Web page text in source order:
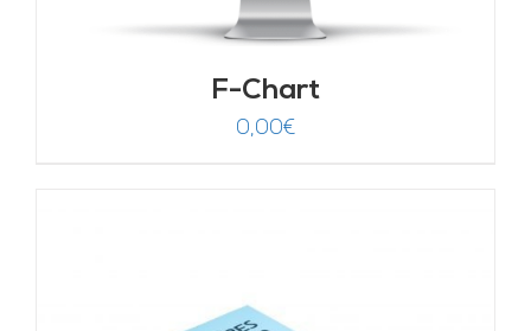
F-Chart
0,00€